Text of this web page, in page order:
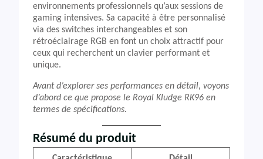
environnements professionnels qu’aux sessions de
gaming intensives. Sa capacité à être personnalisé
via des switches interchangeables et son
rétroéclairage RGB en font un choix attractif pour
ceux qui recherchent un clavier performant et
unique.
Avant d’explorer ses performances en détail, voyons
d’abord ce que propose le Royal Kludge RK96 en
termes de spécifications.
Résumé du produit